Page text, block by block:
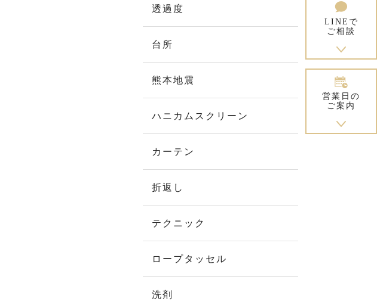
LINEで
ご相談
営業日の
ご案内
透過度
台所
熊本地震
ハニカムスクリーン
カーテン
折返し
テクニック
ロープタッセル
洗剤